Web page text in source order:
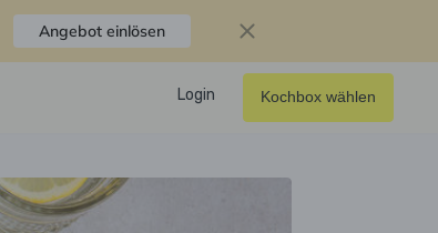
Angebot einlösen
Login Kochbox wählen